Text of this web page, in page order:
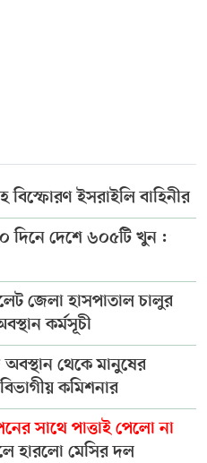
বিস্ফোরণ ইসরাইলি বাহিনীর
দিনে দেশে ৬০৫টি খুন :
জেলা হাসপাতাল চালুর
কর্মসূচী
থেকে মানুষের
কমিশনার
সাথে পাত্তাই পেলো না
হারলো মেসির দল